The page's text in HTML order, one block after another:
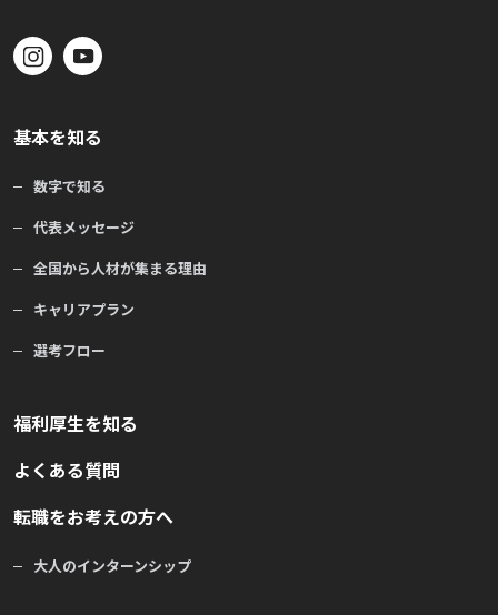
基本を知る
数字で知る
代表メッセージ
全国から人材が集まる理由
キャリアプラン
選考フロー
福利厚生を知る
よくある質問
転職をお考えの方へ
大人のインターンシップ